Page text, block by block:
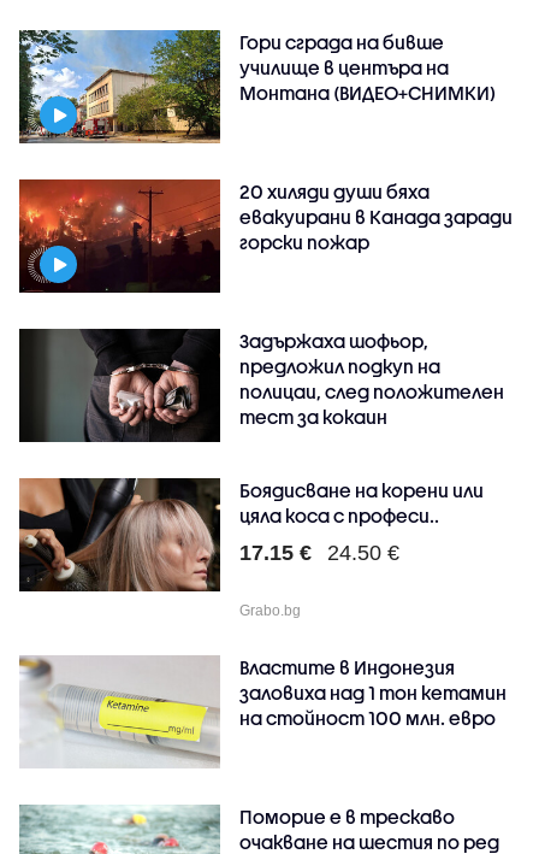
Гори сграда на бивше
училище в центъра на
Монтана (ВИДЕО+СНИМКИ)
20 хиляди души бяха
евакуирани в Канада заради
горски пожар
Задържаха шофьор,
предложил подкуп на
полицаи, след положителен
тест за кокаин
Боядисване на корени или
цяла коса с професи..
17.15 € 24.50 €
Grabo.bg
Властите в Индонезия
заловиха над 1 тон кетамин
на стойност 100 млн. евро
Поморие е в трескаво
очакване на шестия по ред